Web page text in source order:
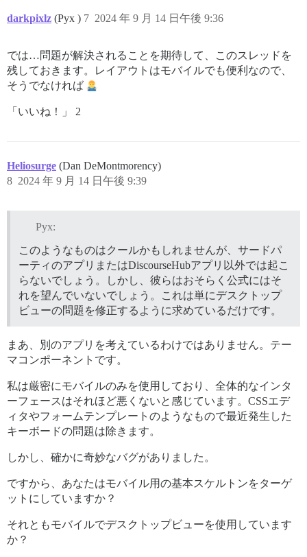
darkpixlz (Pyx ) 2024 年 9 月 14 日午後 9:36
7
では…問題が解決されることを期待して、このスレッドを
残しておきます。レイアウトはモバイルでも便利なので、
そうでなければ
「いいね！」 2
Heliosurge (Dan DeMontmorency)
2024 年 9 月 14 日午後 9:39
8
Pyx:
このようなものはクールかもしれませんが、サードパ
ーティのアプリまたはDiscourseHubアプリ以外では起こ
らないでしょう。しかし、彼らはおそらく公式にはそ
れを望んでいないでしょう。これは単にデスクトップ
ビューの問題を修正するように求めているだけです。
まあ、別のアプリを考えているわけではありません。テー
マコンポーネントです。
私は厳密にモバイルのみを使用しており、全体的なインタ
ーフェースはそれほど悪くないと感じています。CSSエデ
ィタやフォームテンプレートのようなもので最近発生した
キーボードの問題は除きます。
しかし、確かに奇妙なバグがありました。
ですから、あなたはモバイル用の基本スケルトンをターゲ
ットにしていますか？
それともモバイルでデスクトップビューを使用しています
か？